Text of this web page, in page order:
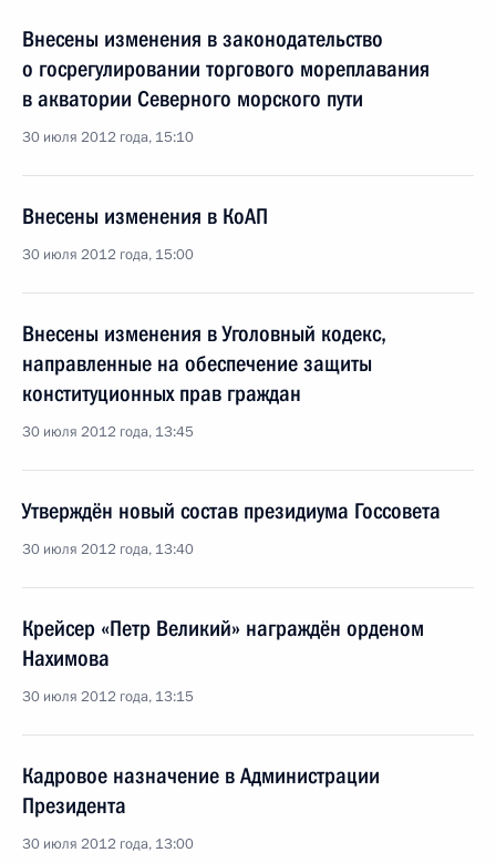
Внесены изменения в законодательство
о госрегулировании торгового мореплавания
в акватории Северного морского пути
30 июля 2012 года, 15:10
Внесены изменения в КоАП
30 июля 2012 года, 15:00
Внесены изменения в Уголовный кодекс,
направленные на обеспечение защиты
конституционных прав граждан
30 июля 2012 года, 13:45
Утверждён новый состав президиума Госсовета
30 июля 2012 года, 13:40
Крейсер «Петр Великий» награждён орденом
Нахимова
30 июля 2012 года, 13:15
Кадровое назначение в Администрации
Президента
30 июля 2012 года, 13:00